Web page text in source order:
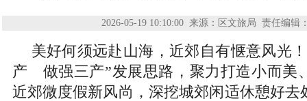
2026-05-19 10:10:00 来源：区文旅局 责任编辑
美好何须远赴山海，近郊自有惬意风光
产 做强三产”发展思路，聚力打造小而美
近郊微度假新风尚，深挖城郊闲适休憩好去